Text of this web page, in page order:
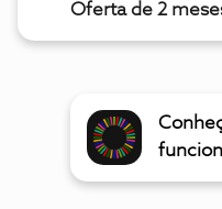
Oferta de 2